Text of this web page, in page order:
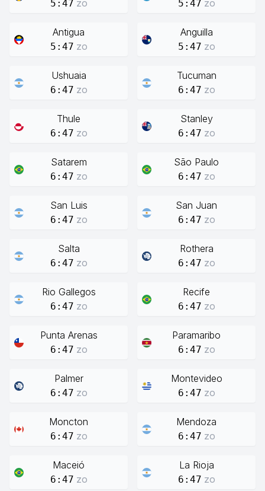
5:47 zo 5:47 zo
Antigua
5:47 zo
Anguilla
5:47 zo
Ushuaia
6:47 zo
Tucuman
6:47 zo
Thule
6:47 zo
Stanley
6:47 zo
Satarem
6:47 zo
São Paulo
6:47 zo
San Luis
6:47 zo
San Juan
6:47 zo
Salta
6:47 zo
Rothera
6:47 zo
Rio Gallegos
6:47 zo
Recife
6:47 zo
Punta Arenas
6:47 zo
Paramaribo
6:47 zo
Palmer
6:47 zo
Montevideo
6:47 zo
Moncton
6:47 zo
Mendoza
6:47 zo
Maceió
6:47 zo
La Rioja
6:47 zo